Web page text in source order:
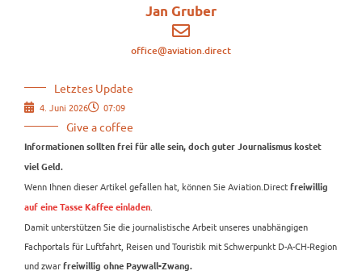
Jan Gruber
office@aviation.direct
Letztes Update
4. Juni 2026 07:09
Give a coffee
Informationen sollten frei für alle sein, doch guter Journalismus kostet
viel Geld.
Wenn Ihnen dieser Artikel gefallen hat, können Sie Aviation.Direct freiwillig
auf eine Tasse Kaffee einladen
Damit unterstützen Sie die journalistische Arbeit unseres unabhängigen
Fachportals für Luftfahrt, Reisen und Touristik mit Schwerpunkt D-A-CH-Region
und zwar freiwillig ohne Paywall-Zwang.